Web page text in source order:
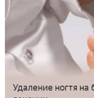
Удаление ногтя